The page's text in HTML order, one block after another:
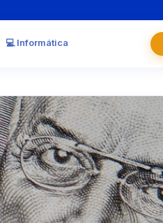
💻 Informática